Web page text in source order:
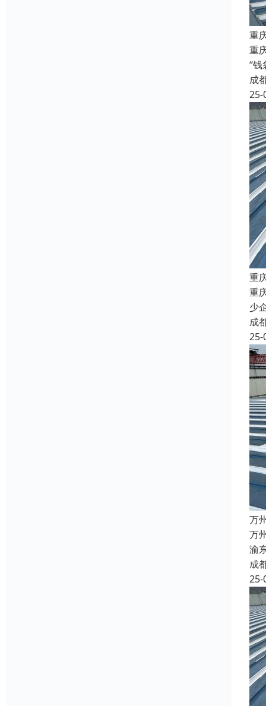
重
重
“
成
25-
重
重
少
成
25-
万
万
渝
成
25-